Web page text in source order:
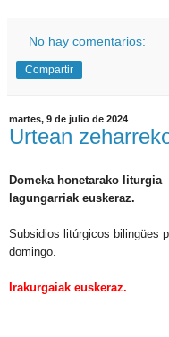
No hay comentarios:
Compartir
martes, 9 de julio de 2024
Urtean
Domeka honetarako liturgia
lagungarriak euskeraz.
Subsidios litúrgicos bilingües
domingo.
Irakurgaiak euskeraz.